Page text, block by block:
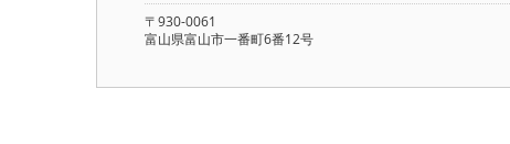
〒930-0061
富山県富山市一番町6番12号